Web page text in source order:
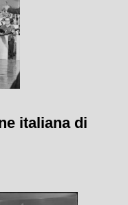
italiana di